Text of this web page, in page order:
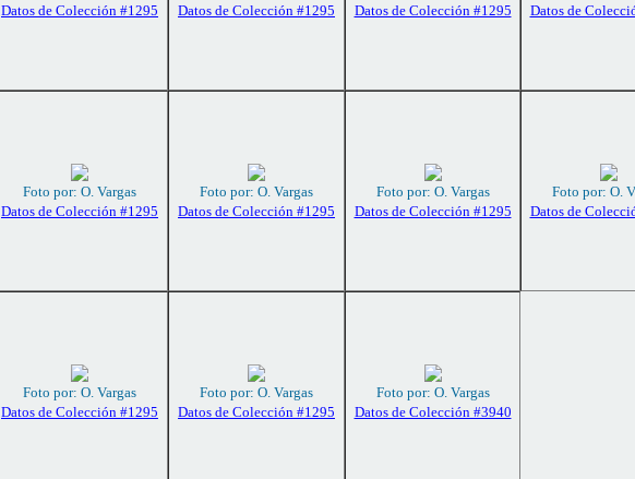
Datos de Colección #1295
Datos de Colección #1295
Datos de Colección #1295
Datos de
Foto por: O. Vargas
Datos de Colección #1295
Foto por: O. Vargas
Datos de Colección #1295
Foto por: O. Vargas
Datos de Colección #1295
Foto por: O.
Datos de
Foto por: O. Vargas
Datos de Colección #1295
Foto por: O. Vargas
Datos de Colección #1295
Foto por: O. Vargas
Datos de Colección #3940